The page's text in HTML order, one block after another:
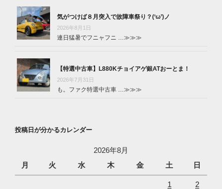
気がつけば８月突入で故障車祭り？(‘ω’)ノ
2026年8月1日
連日猛暑でフニャフニ …≫≫≫
【特選中古車】L880Kチョイアゲ銀ATおーとま！
2026年7月31日
も。ファク特選中古車 …≫≫≫
投稿日が分かるカレンダー
2026年8月
月
火 水 木 金 土 日
1 2